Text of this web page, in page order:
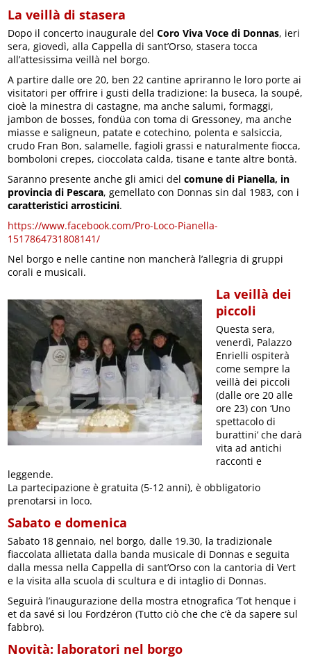
La veillà di stasera
Dopo il concerto inaugurale delCoro Viva Voce di Donnas, ieri
sera, giovedì, alla Cappella di sant’Orso, stasera tocca
all’attesissima veillà nel borgo.
A partire dalle ore 20, ben 22 cantine apriranno le loro porte ai
visitatori per offrire i gusti della tradizione: la buseca, la soupé,
cioè la minestra di castagne, ma anche salumi, formaggi,
jambon de bosses, fondüa con toma di Gressoney, ma anche
miasse e saligneun, patate e cotechino, polenta e salsiccia,
crudo Fran Bon, salamelle, fagioli grassi e naturalmente fiocca,
bomboloni crepes, cioccolata calda, tisane e tante altre bontà.
Saranno presente anche gli amici delcomune di Pianella, in
provincia di Pescara, gemellato con Donnas sin dal 1983, con i
caratteristici arrosticini.
https://www.facebook.com/Pro-Loco-Pianella-
1517864731808141/
Nel borgo e nelle cantine non mancherà l’allegria di gruppi
corali e musicali.
La veillà dei
piccoli
Questa sera,
venerdì, Palazzo
Enrielli ospiterà
come sempre la
veillà dei piccoli
(dalle ore 20 alle
ore 23) con ‘Uno
spettacolo di
burattini’ che darà
vita ad antichi
racconti e
leggende.
La partecipazione è gratuita (5-12 anni), è obbligatorio
prenotarsi in loco.
Sabato e domenica
Sabato 18 gennaio, nel borgo, dalle 19.30, la tradizionale
fiaccolata allietata dalla banda musicale di Donnas e seguita
dalla messa nella Cappella di sant’Orso con la cantoria di Vert
e la visita alla scuola di scultura e di intaglio di Donnas.
Seguirà l’inaugurazione della mostra etnografica ‘Tot henque i
et da savé si lou Fordzéron (Tutto ciò che che c’è da sapere sul
fabbro).
Novità: laboratori nel borgo